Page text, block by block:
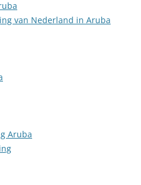
van Nederland in Aruba
Aruba